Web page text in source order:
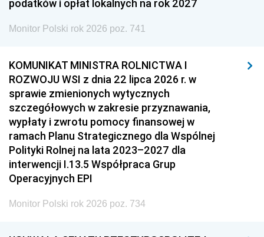
podatków i opłat lokalnych na rok 2027
Monitor Polski rok 2026 poz. 741
KOMUNIKAT MINISTRA ROLNICTWA I
ROZWOJU WSI z dnia 22 lipca 2026 r. w
sprawie zmienionych wytycznych
szczegółowych w zakresie przyznawania,
wypłaty i zwrotu pomocy finansowej w
ramach Planu Strategicznego dla Wspólnej
Polityki Rolnej na lata 2023–2027 dla
interwencji I.13.5 Współpraca Grup
Operacyjnych EPI
Monitor Polski rok 2026 poz. 734